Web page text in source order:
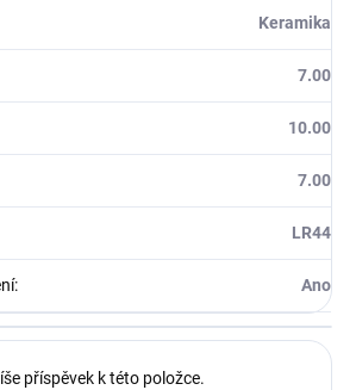
Keramika
7.00
10.00
7.00
LR44
: Ano
příspěvek k této položce.